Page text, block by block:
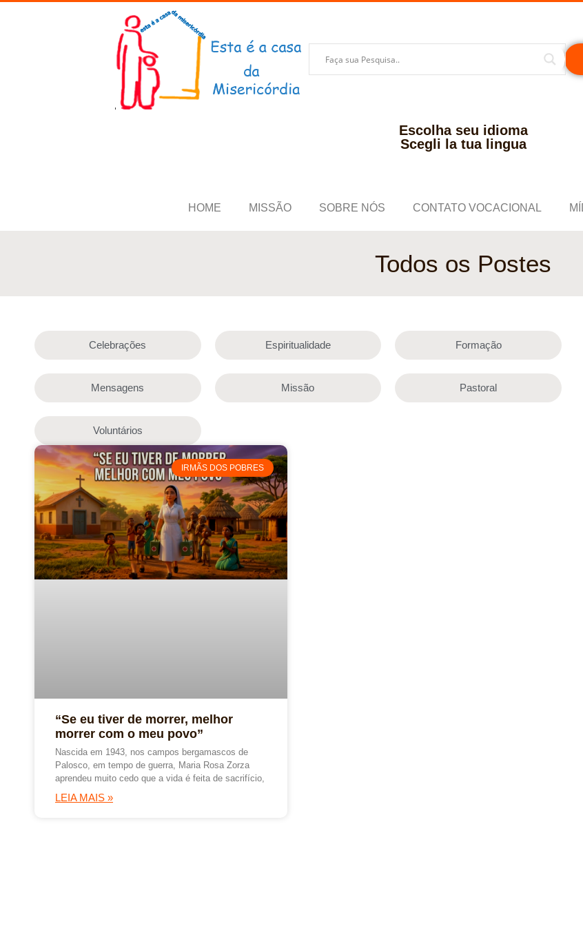
Escolha seu idioma
Scegli la tua lingua
HOME MISSÃO SOBRE NÓS CONTATO VOCACIONAL
Todos os Postes
Celebrações Espiritualidade Formação
Mensagens Missão Pastoral
Voluntários
IRMÃS DOS POBRES
“Se eu tiver de morrer, melhor
morrer com o meu povo”
Nascida em 1943, nos campos bergamascos de
Palosco, em tempo de guerra, Maria Rosa Zorza
aprendeu muito cedo que a vida é feita de sacrifício,
LEIA MAIS »